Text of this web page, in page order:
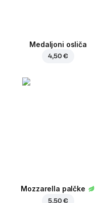
Medaljoni osliča
4,50 €
Mozzarella palčke
5,50 €